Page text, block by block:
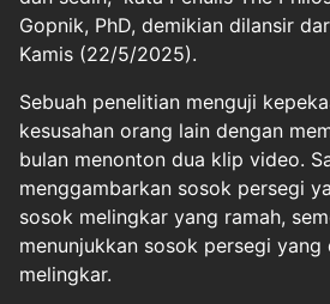
Gopnik, PhD, demikian dilansir
Kamis (22/5/2025).
Sebuah penelitian menguji
kesusahan orang lain dengan
bulan menonton dua klip video.
menggambarkan sosok persegi
sosok melingkar yang ramah,
menunjukkan sosok persegi
melingkar.